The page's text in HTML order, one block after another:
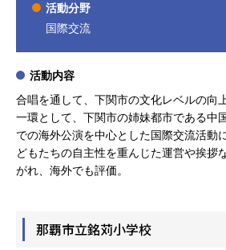
活動分野
国際交流
活動内容
合唱を通して、下関市の文化レベルの向
一環として、下関市の姉妹都市である中
での海外公演を中心とした国際交流活動
どもたちの自主性を重んじた運営や挨拶
がれ、海外でも評価。
那覇市立銘苅小学校